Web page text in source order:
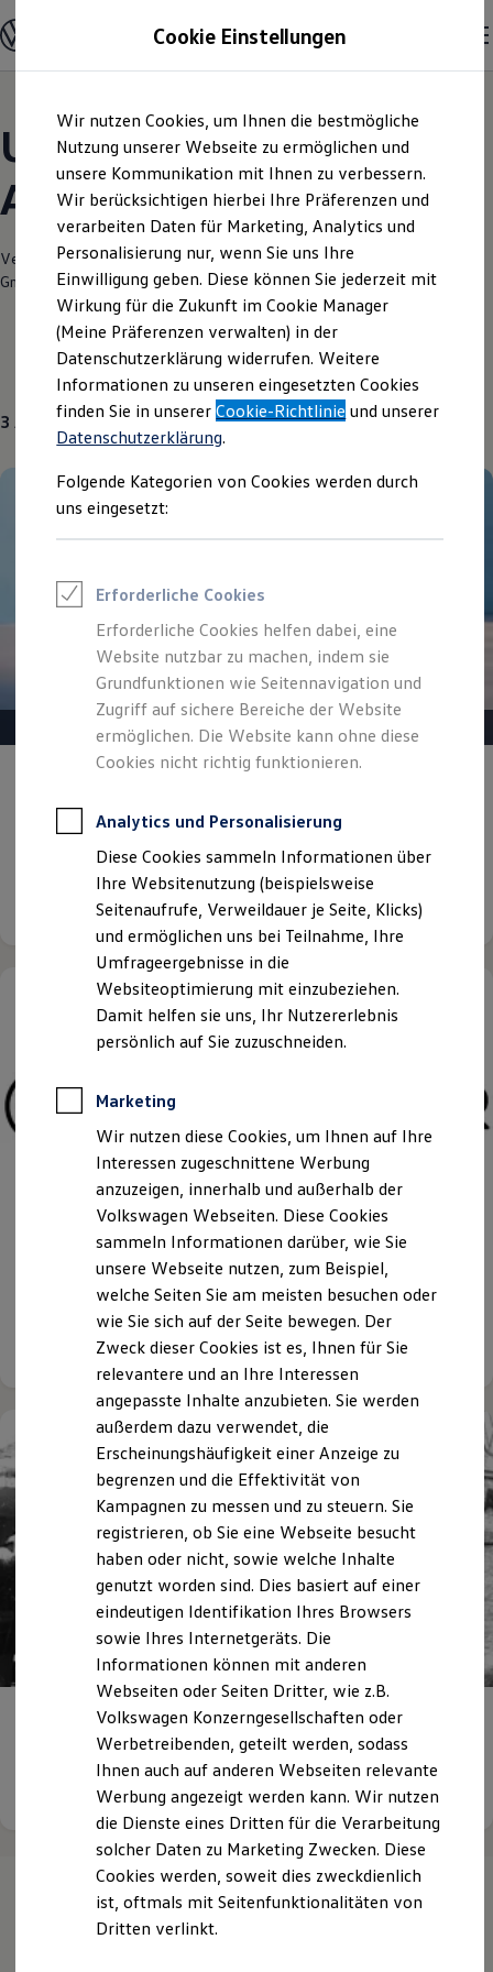
Hauptinhalt
springen
Footer
springen
Modelle und Konfigurator
Konfigurator
Modelle vergleichen
Elektroautos
ENERGY Sondermodelle
Nutzfahrzeuge
SUV und CUV
Familienautos
Kombis
Kompaktwagen
Sportwagen
Schnell verfügbare Fahrzeuge
Angebote und Produkte
Aktuelle Angebote
E-Auto-Förderung
Volkswagen Marktplatz
Die ENERGY Sondermodelle
Junge Gebrauchtwagen und Gebrauchtwagen
Volkswagen Zertifizierte Gebrauchtwagen
Elektromobilität bei Gebrauchtwagen
Saisonangebote
Reifenpakete
Leasing
Leasing-Angebote
Elektroauto Leasing
Kleinwagen-Leasing
Leasing ohne Anzahlung
Finanzierung
Autokredit mit Schlussrate
Versicherungen und Garantien
Kfz-Versicherung
Restschuldversicherungen
Garantien
Professional Class bei Volkswagen
Behörden
Direktkunden
Sonderfahrzeuge
Anpfiff zum Gewinn
Elektromobilität
Elektroautos
ID. Tutorials
Elektrofahrzeugkonzepte
ID. EVERY1
Reichweite
Rekuperation
Laden unterwegs
Laden Zuhause
Ladestationen finden
Ladezeitensimulator
Batterie
Sicherheit
Nachhaltigkeit
Technologie
Kosten und Kauf
Kaufoptionen
E-Auto-Förderung
Software und Konnektivität
Die ID. Software 6
ID. Software Versionen und Updates
Digitale Extras
Schnittstellen zu Ihrem ID.
Hybridautos
Marke und Erlebnis
Volkswagen R und R Experience
R-Modelle
R Experience
Driving Experience
Volkswagen entdecken
Werkbesichtigung
Lifestyle Shop
T-Roc Kollektion
Golf Kollektion
ID. Kollektion
Volkswagen Kollektion
R-Kollektion
GTI Kollektion
Fußball Drop
we drive football
#wedriveproud
Besitzer und Service
Software Updates
Service und Ersatzteile
Unsere aktuellen
Angebote und mehr
Verantwortlich für die Inhalte auf dieser Seite ist die Autohaus Vetter
GmbH & Co KG (Impressum & Rechtliches)
3 Angebote
Gepflegt, geprüft und für gut befunden.
Volkswagen Zertifizierte
Gebrauchtwagen.
Details ansehen
Wir sind Ihre Vetter-Autofamilie
Details ansehen
Historie - Autohaus Vetter
Details ansehen
Ihrenächsten
Cookie Einstellungen
Wir nutzen Cookies, um Ihnen die bestmögliche
Nutzung unserer Webseite zu ermöglichen und
unsere Kommunikation mit Ihnen zu verbessern.
Wir berücksichtigen hierbei Ihre Präferenzen und
verarbeiten Daten für Marketing, Analytics und
Personalisierung nur, wenn Sie uns Ihre
Einwilligung geben. Diese können Sie jederzeit mit
Wirkung für die Zukunft im Cookie Manager
(Meine Präferenzen verwalten) in der
Datenschutzerklärung widerrufen. Weitere
Informationen zu unseren eingesetzten Cookies
finden Sie in unsererCookie-Richtlinie und unserer
Datenschutzerklärung.
Folgende Kategorien von Cookies werden durch
uns eingesetzt:
Erforderliche Cookies
Erforderliche Cookies helfen dabei, eine
Website nutzbar zu machen, indem sie
Grundfunktionen wie Seitennavigation und
Zugriff auf sichere Bereiche der Website
ermöglichen. Die Website kann ohne diese
Cookies nicht richtig funktionieren.
Analytics und Personalisierung
Diese Cookies sammeln Informationen über
Ihre Websitenutzung (beispielsweise
Seitenaufrufe, Verweildauer je Seite, Klicks)
und ermöglichen uns bei Teilnahme, Ihre
Umfrageergebnisse in die
Websiteoptimierung mit einzubeziehen.
Damit helfen sie uns, Ihr Nutzererlebnis
persönlich auf Sie zuzuschneiden.
Marketing
Wir nutzen diese Cookies, um Ihnen auf Ihre
Interessen zugeschnittene Werbung
anzuzeigen, innerhalb und außerhalb der
Volkswagen Webseiten. Diese Cookies
sammeln Informationen darüber, wie Sie
unsere Webseite nutzen, zum Beispiel,
welche Seiten Sie am meisten besuchen oder
wie Sie sich auf der Seite bewegen. Der
Zweck dieser Cookies ist es, Ihnen für Sie
relevantere und an Ihre Interessen
angepasste Inhalte anzubieten. Sie werden
außerdem dazu verwendet, die
Erscheinungshäufigkeit einer Anzeige zu
begrenzen und die Effektivität von
Kampagnen zu messen und zu steuern. Sie
registrieren, ob Sie eine Webseite besucht
haben oder nicht, sowie welche Inhalte
genutzt worden sind. Dies basiert auf einer
eindeutigen Identifikation Ihres Browsers
sowie Ihres Internetgeräts. Die
Informationen können mit anderen
Webseiten oder Seiten Dritter, wie z.B.
Volkswagen Konzerngesellschaften oder
Werbetreibenden, geteilt werden, sodass
Ihnen auch auf anderen Webseiten relevante
Werbung angezeigt werden kann. Wir nutzen
die Dienste eines Dritten für die Verarbeitung
solcher Daten zu Marketing Zwecken. Diese
Cookies werden, soweit dies zweckdienlich
ist, oftmals mit Seitenfunktionalitäten von
Dritten verlinkt.